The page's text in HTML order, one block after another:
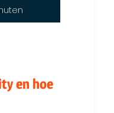
en hoe